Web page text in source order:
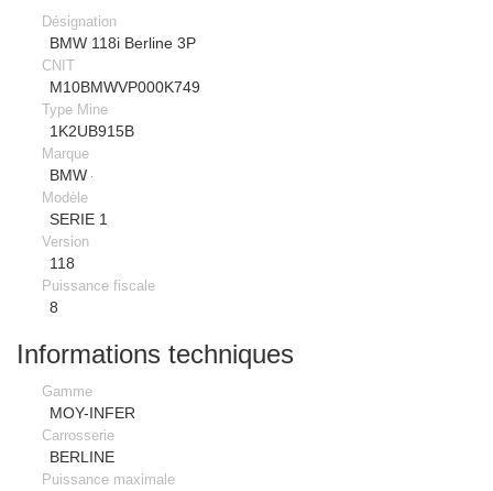
Désignation
BMW 118i Berline 3P
CNIT
M10BMWVP000K749
Type Mine
1K2UB915B
Marque
BMW
Modèle
SERIE 1
Version
118
Puissance fiscale
8
Informations techniques
Gamme
MOY-INFER
Carrosserie
BERLINE
Puissance maximale